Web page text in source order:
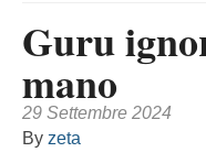
Guru
mano
29 Settembre 2024
By zeta